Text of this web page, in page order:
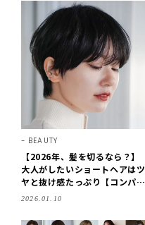
BEAUTY
【2026年、髪を切るなら？】
大人がしたいショートヘアはツ
ヤと抜け感たっぷり【コンパク
ト大人ショート】
2026.01.10